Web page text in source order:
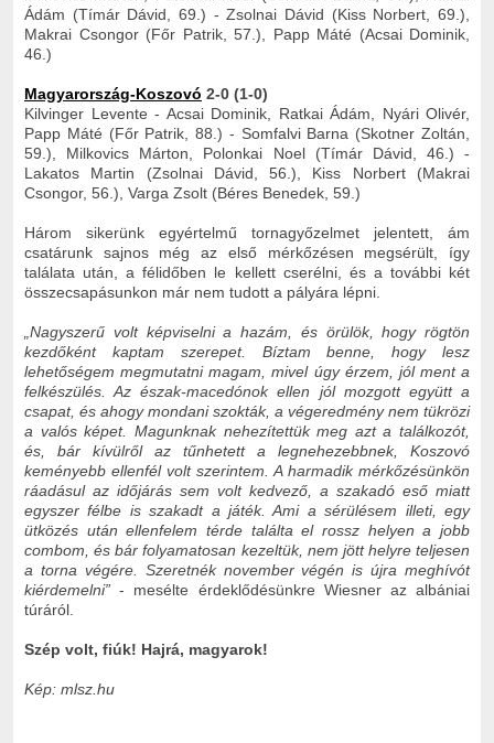
Ádám (Tímár Dávid, 69.) - Zsolnai Dávid (Kiss Norbert, 69.),
Makrai Csongor (Főr Patrik, 57.), Papp Máté (Acsai Dominik,
46.)
Magyarország-Koszovó 2-0 (1-0)
Kilvinger Levente - Acsai Dominik, Ratkai Ádám, Nyári Olivér,
Papp Máté (Főr Patrik, 88.) - Somfalvi Barna (Skotner Zoltán,
59.), Milkovics Márton, Polonkai Noel (Tímár Dávid, 46.) -
Lakatos Martin (Zsolnai Dávid, 56.), Kiss Norbert (Makrai
Csongor, 56.), Varga Zsolt (Béres Benedek, 59.)
Három sikerünk egyértelmű tornagyőzelmet jelentett, ám
csatárunk sajnos még az első mérkőzésen megsérült, így
találata után, a félidőben le kellett cserélni, és a további két
összecsapásunkon már nem tudott a pályára lépni.
„Nagyszerű volt képviselni a hazám, és örülök, hogy rögtön
kezdőként kaptam szerepet. Bíztam benne, hogy lesz
lehetőségem megmutatni magam, mivel úgy érzem, jól ment a
felkészülés. Az észak-macedónok ellen jól mozgott együtt a
csapat, és ahogy mondani szokták, a végeredmény nem tükrözi
a valós képet. Magunknak nehezítettük meg azt a találkozót,
és, bár kívülről az tűnhetett a legnehezebbnek, Koszovó
keményebb ellenfél volt szerintem. A harmadik mérkőzésünkön
ráadásul az időjárás sem volt kedvező, a szakadó eső miatt
egyszer félbe is szakadt a játék. Ami a sérülésem illeti, egy
ütközés után ellenfelem térde találta el rossz helyen a jobb
combom, és bár folyamatosan kezeltük, nem jött helyre teljesen
a torna végére. Szeretnék november végén is újra meghívót
kiérdemelni” - mesélte érdeklődésünkre Wiesner az albániai
túráról.
Szép volt, fiúk! Hajrá, magyarok!
Kép: mlsz.hu